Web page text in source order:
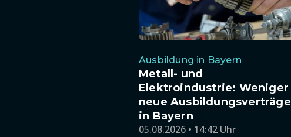
Ausbildung in Bayern
Metall- und
Elektroindustrie: Weniger
neue Ausbildungsverträge
in Bayern
05.08.2026 • 14:42 Uhr